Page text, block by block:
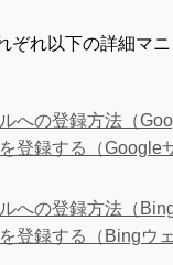
ぞれ以下の詳細マニ
への登録方法（
登録する（Google
への登録方法（
登録する（Bingウ